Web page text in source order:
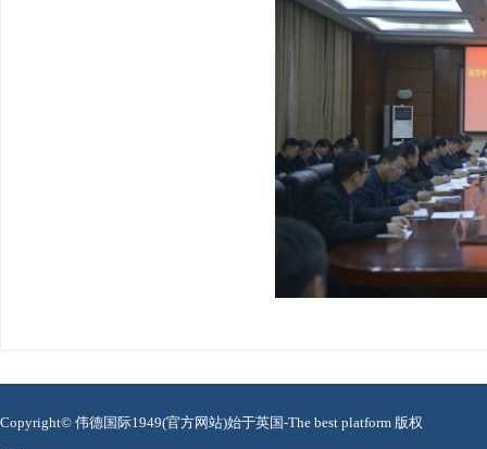
Copyright© 伟德国际1949(官方网站)始于英国-The best platform 版权